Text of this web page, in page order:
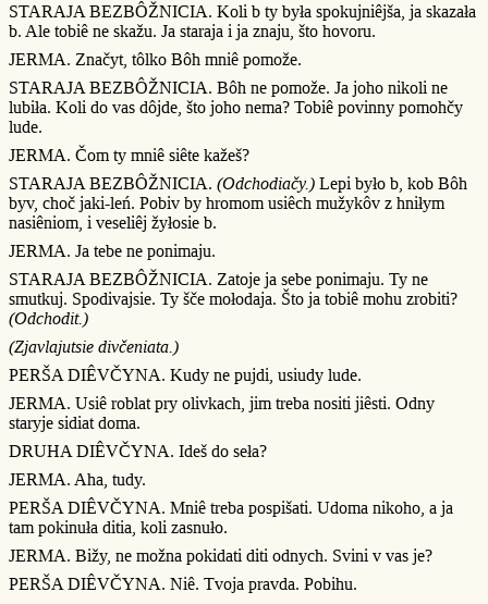
STARAJA BEZBÔŽNICIA. Koli b ty była spokujniêjša, ja skazała
b. Ale tobiê ne skažu. Ja staraja i ja znaju, što hovoru.
JERMA. Značyt, tôlko Bôh mniê pomože.
STARAJA BEZBÔŽNICIA. Bôh ne pomože. Ja joho nikoli ne
lubiła. Koli do vas dôjde, što joho nema? Tobiê povinny pomohčy
lude.
JERMA. Čom ty mniê siête kažeš?
STARAJA BEZBÔŽNICIA. (Odchodiačy.) Lepi było b, kob Bôh
byv, choč jaki-leń. Pobiv by hromom usiêch mužykôv z hniłym
nasiêniom, i veseliêj žyłosie b.
JERMA. Ja tebe ne ponimaju.
STARAJA BEZBÔŽNICIA. Zatoje ja sebe ponimaju. Ty ne
smutkuj. Spodivajsie. Ty šče mołodaja. Što ja tobiê mohu zrobiti?
(Odchodit.)
(Zjavlajutsie divčeniata.)
PERŠA DIÊVČYNA. Kudy ne pujdi, usiudy lude.
JERMA. Usiê roblat pry olivkach, jim treba nositi jiêsti. Odny
staryje sidiat doma.
DRUHA DIÊVČYNA. Ideš do seła?
JERMA. Aha, tudy.
PERŠA DIÊVČYNA. Mniê treba pospišati. Udoma nikoho, a ja
tam pokinuła ditia, koli zasnuło.
JERMA. Bižy, ne možna pokidati diti odnych. Svini v vas je?
PERŠA DIÊVČYNA. Niê. Tvoja pravda. Pobihu.